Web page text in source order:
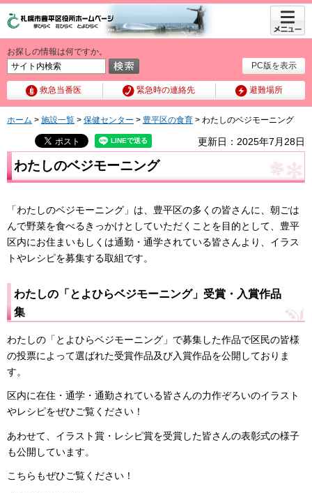
PC版を表示
お探しの情報は何ですか。
救急当番医 緊急時の連絡先 避難場所
メニュ
ー
ホーム > 施設一覧 > 保健センター > 豊平区の食育 > わたしのベジモーニング
更新日：2025年7月28日
わたしのベジモーニング
「わたしのベジモーニング」は、豊平区の多くの皆さんに、朝ごは
んで野菜を食べるきっかけとしていただくことを目的として、豊平
区内にお住まいもしくは通勤・通学されている皆さんより、イラス
トやレシピを募集する取組です。
わたしの「とよひらベジモーニング」受賞・入賞作品
集
わたしの「とよひらベジモーニング」で募集した作品で区民の皆様
の投票によって選ばれた受賞作品及び入賞作品を公開しておりま
す。
区内に在住・通学・通勤されている皆さんの力作ぞろいのイラスト
やレシピをぜひご覧ください！
あわせて、イラスト賞・レシピ賞を受賞した皆さんの表彰式の様子
も公開しています。
こちらもぜひご覧ください！